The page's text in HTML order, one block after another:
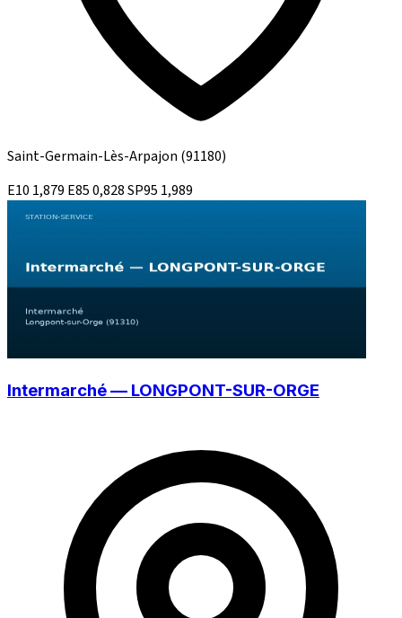
Saint-Germain-Lès-Arpajon (91180)
E10 1,879 E850,828SP95 1,989
Intermarché — LONGPONT-SUR-ORGE